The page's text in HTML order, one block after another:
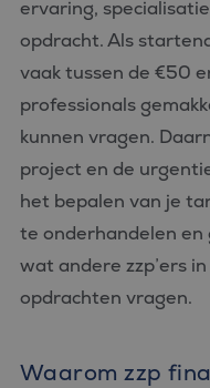
ervaring,
opdracht. Als
vaak tussen de €50
professionals
kunnen vragen.
project en de
het bepalen van je
te onderhandelen en
wat andere zzp’ers
opdrachten vragen.
Waarom zzp